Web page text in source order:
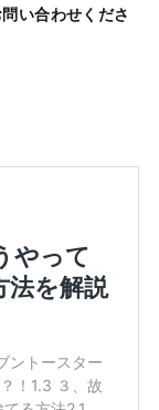
い合わせくださ